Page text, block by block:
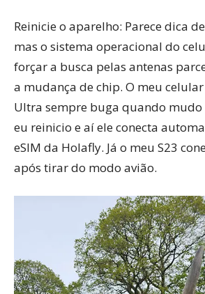
Reinicie o aparelho: Parece dica
mas o sistema operacional do
forçar a busca pelas antenas
a mudança de chip. O meu celular
Ultra sempre buga quando mudo
eu reinicio e aí ele conecta
eSIM da Holafly. Já o meu S23
após tirar do modo avião.